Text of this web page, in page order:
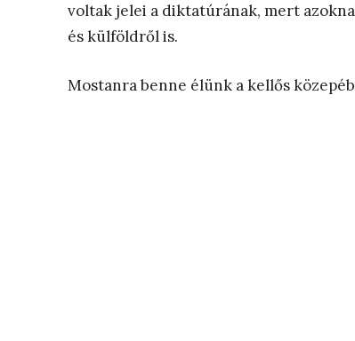
voltak jelei a diktatúrának, mert
és külföldről is.
Mostanra benne élünk a kellős